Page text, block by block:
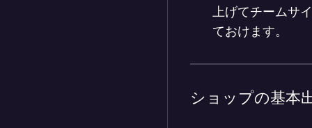
上げてチームサ
ておけます。
ショップの基本